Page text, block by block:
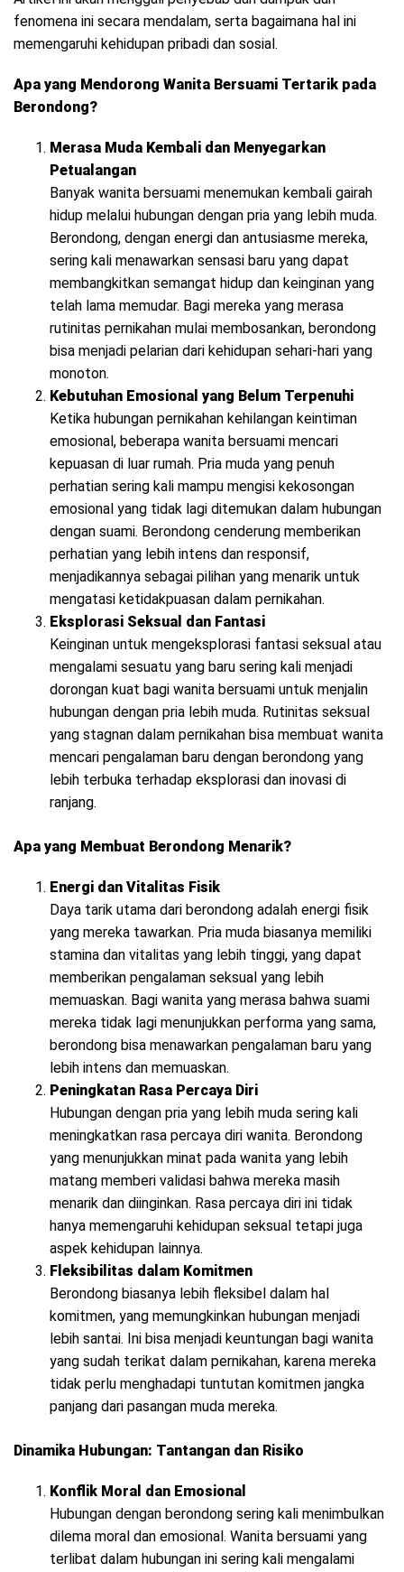
fenomena ini secara mendalam, serta bagaimana hal ini
memengaruhi kehidupan pribadi dan sosial.
Apa yang Mendorong Wanita Bersuami Tertarik pada
Berondong?
Merasa Muda Kembali dan Menyegarkan
Petualangan
Banyak wanita bersuami menemukan kembali gairah
hidup melalui hubungan dengan pria yang lebih muda.
Berondong, dengan energi dan antusiasme mereka,
sering kali menawarkan sensasi baru yang dapat
membangkitkan semangat hidup dan keinginan yang
telah lama memudar. Bagi mereka yang merasa
rutinitas pernikahan mulai membosankan, berondong
bisa menjadi pelarian dari kehidupan sehari-hari yang
monoton.
Kebutuhan Emosional yang Belum Terpenuhi
Ketika hubungan pernikahan kehilangan keintiman
emosional, beberapa wanita bersuami mencari
kepuasan di luar rumah. Pria muda yang penuh
perhatian sering kali mampu mengisi kekosongan
emosional yang tidak lagi ditemukan dalam hubungan
dengan suami. Berondong cenderung memberikan
perhatian yang lebih intens dan responsif,
menjadikannya sebagai pilihan yang menarik untuk
mengatasi ketidakpuasan dalam pernikahan.
Eksplorasi Seksual dan Fantasi
Keinginan untuk mengeksplorasi fantasi seksual atau
mengalami sesuatu yang baru sering kali menjadi
dorongan kuat bagi wanita bersuami untuk menjalin
hubungan dengan pria lebih muda. Rutinitas seksual
yang stagnan dalam pernikahan bisa membuat wanita
mencari pengalaman baru dengan berondong yang
lebih terbuka terhadap eksplorasi dan inovasi di
ranjang.
Apa yang Membuat Berondong Menarik?
Energi dan Vitalitas Fisik
Daya tarik utama dari berondong adalah energi fisik
yang mereka tawarkan. Pria muda biasanya memiliki
stamina dan vitalitas yang lebih tinggi, yang dapat
memberikan pengalaman seksual yang lebih
memuaskan. Bagi wanita yang merasa bahwa suami
mereka tidak lagi menunjukkan performa yang sama,
berondong bisa menawarkan pengalaman baru yang
lebih intens dan memuaskan.
Peningkatan Rasa Percaya Diri
Hubungan dengan pria yang lebih muda sering kali
meningkatkan rasa percaya diri wanita. Berondong
yang menunjukkan minat pada wanita yang lebih
matang memberi validasi bahwa mereka masih
menarik dan diinginkan. Rasa percaya diri ini tidak
hanya memengaruhi kehidupan seksual tetapi juga
aspek kehidupan lainnya.
Fleksibilitas dalam Komitmen
Berondong biasanya lebih fleksibel dalam hal
komitmen, yang memungkinkan hubungan menjadi
lebih santai. Ini bisa menjadi keuntungan bagi wanita
yang sudah terikat dalam pernikahan, karena mereka
tidak perlu menghadapi tuntutan komitmen jangka
panjang dari pasangan muda mereka.
Dinamika Hubungan: Tantangan dan Risiko
Konflik Moral dan Emosional
Hubungan dengan berondong sering kali menimbulkan
dilema moral dan emosional. Wanita bersuami yang
terlibat dalam hubungan ini sering kali mengalami